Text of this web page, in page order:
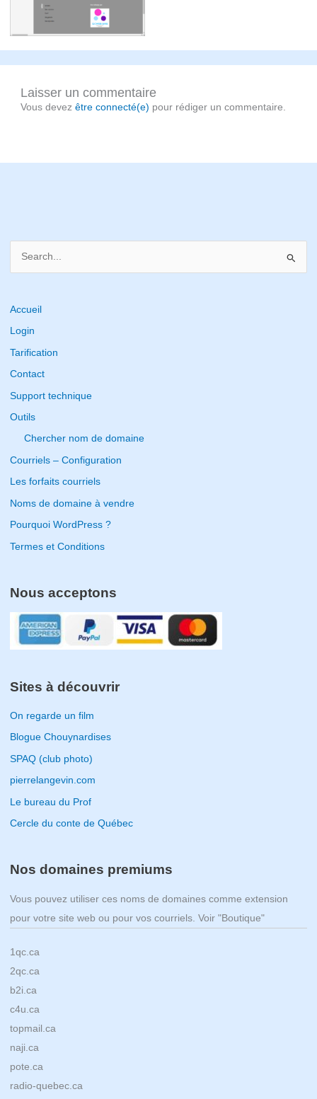
Laisser un commentaire
Vous devezêtre connecté(e) pour rédiger un commentaire.
r
c
r
:
Accueil
Login
Tarification
Contact
Support technique
Outils
Chercher nom de domaine
Courriels – Configuration
Les forfaits courriels
Noms de domaine à vendre
Pourquoi WordPress ?
Termes et Conditions
Nous acceptons
Sites à découvrir
On regarde un film
Blogue Chouynardises
SPAQ (club photo)
pierrelangevin.com
Le bureau du Prof
Cercle du conte de Québec
Nos domaines premiums
Vous pouvez utiliser ces noms de domaines comme extension
pour votre site web ou pour vos courriels. Voir "Boutique"
1qc.ca
2qc.ca
b2i.ca
c4u.ca
topmail.ca
naji.ca
pote.ca
radio-quebec.ca